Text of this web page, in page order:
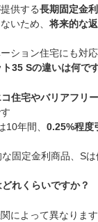
供する長期固定金
いため、 将来的な
ション住宅にも対
35 Sの違いは何で
コ住宅やバリアフリ
10年間、 0.25%程度
固定金利商品、S
れくらいですか？
によって異なります